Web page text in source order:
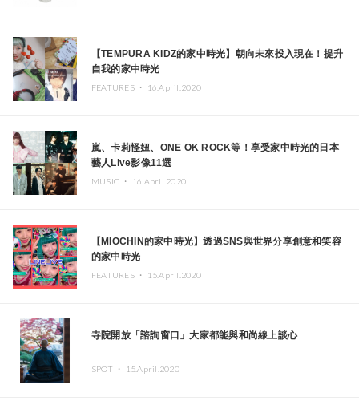
【TEMPURA KIDZ的家中時光】朝向未來投入現在！提升
自我的家中時光
FEATURES ・ 16.April.2020
嵐、卡莉怪妞、ONE OK ROCK等！享受家中時光的日本
藝人Live影像11選
MUSIC ・ 16.April.2020
【MIOCHIN的家中時光】透過SNS與世界分享創意和笑容
的家中時光
FEATURES ・ 15.April.2020
寺院開放「諮詢窗口」大家都能與和尚線上談心
SPOT ・ 15.April.2020